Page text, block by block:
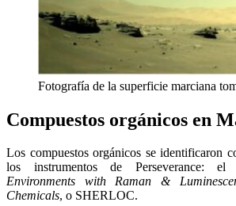
Fotografía de la superficie marciana
Compuestos orgánicos en
Los compuestos orgánicos se identificaron
los instrumentos de Perseverance: el
Environments with Raman &
Chemicals, o SHERLOC.